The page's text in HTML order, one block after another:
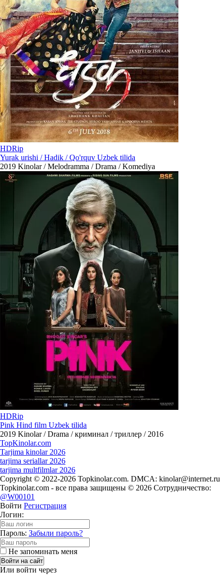
HDRip
Yurak urishi / Hadik / Qo'rquv Uzbek tilida
2019 Kinolar / Melodramma / Drama / Komediya
HDRip
Pink Hind film Uzbek tilida
2019 Kinolar / Drama / криминал / триллер / 2016
TopKinolar.com
Tarjima kinolar 2026
tarjima seriallar 2026
tarjima multfilmlar 2026
Copyright © 2022-2026 Topkinolar.com. DMCA: kinolar@internet.ru
Topkinolar.com - все права защищены © 2026 Сотрудничество:
@W00101
Войти Регистрация
Логин:
Пароль: Забыли пароль?
Не запоминать меня
Войти на сайт
Или войти через